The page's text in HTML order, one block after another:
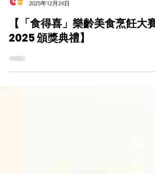
CareFood
2025年12月24日
【「食得喜」樂齡美食烹飪大賽
2025 頒獎典禮】